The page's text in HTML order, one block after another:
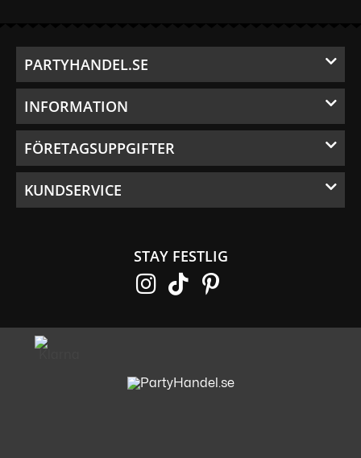
PARTYHANDEL.SE
INFORMATION
FÖRETAGSUPPGIFTER
KUNDSERVICE
STAY FESTLIG